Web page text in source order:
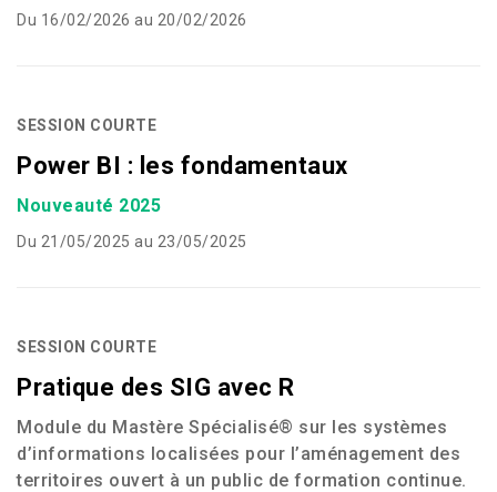
Du 16/02/2026 au 20/02/2026
SESSION COURTE
Power BI : les fondamentaux
Nouveauté 2025
Du 21/05/2025 au 23/05/2025
SESSION COURTE
Pratique des SIG avec R
Module du Mastère Spécialisé® sur les systèmes
d’informations localisées pour l’aménagement des
territoires ouvert à un public de formation continue.